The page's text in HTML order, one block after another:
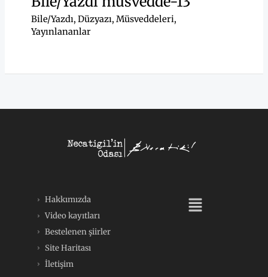
Bile/Yazdı, Düzyazı, Müsveddeleri,
Yayınlananlar
Hakkımızda
Video kayıtları
Bestelenen şiirler
Site Haritası
İletişim
Menü